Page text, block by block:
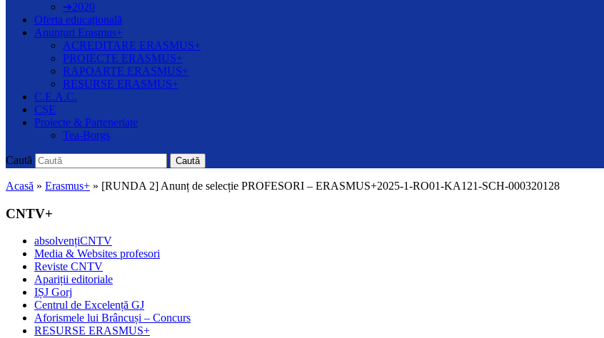
➔2020
Oferta educațională
Anunțuri Erasmus+
ACREDITARE ERASMUS+
PROIECTE ERASMUS+
RAPOARTE ERASMUS+
RESURSE ERASMUS+
C.E.A.C.
CȘE
Proiecte & Parteneriate
Tea-Borgs
Caută Caută
Acasă » Erasmus+ » [RUNDA 2] Anunț de selecție PROFESORI – ERASMUS+2025-1-RO01-KA121-SCH-000320128
CNTV+
absolvențiCNTV
Media & Websites profesori
Reviste CNTV
Apariții editoriale
IȘJ Gorj
Centrul de Excelență GJ
Aforismele lui Brâncuși – Concurs
RESURSE ERASMUS+